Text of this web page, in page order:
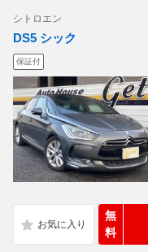
シトロエン
DS5 シック
保証付
無
料